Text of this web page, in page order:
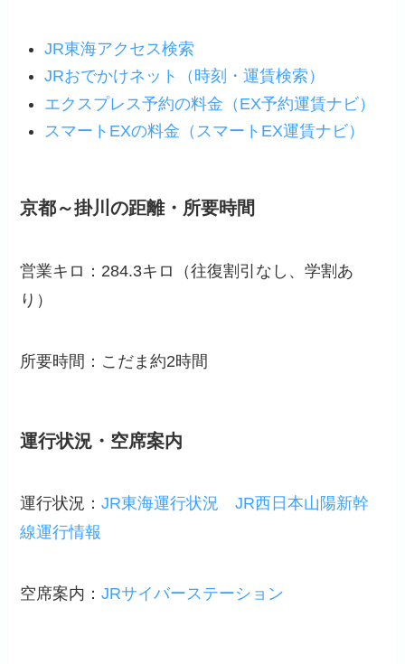
JR東海アクセス検索
JRおでかけネット（時刻・運賃検索）
エクスプレス予約の料金（EX予約運賃ナビ）
スマートEXの料金（スマートEX運賃ナビ）
京都～掛川の距離・所要時間
営業キロ：284.3キロ（往復割引なし、学割あ
り）
所要時間：こだま約2時間
運行状況・空席案内
運行状況：JR東海運行状況
JR西日本山陽新幹
線運行情報
空席案内：JRサイバーステーション